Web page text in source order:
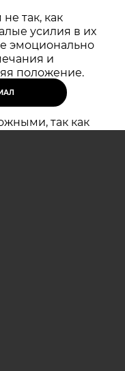
так, как
усилия в их
эмоционально
и
положение.
так как